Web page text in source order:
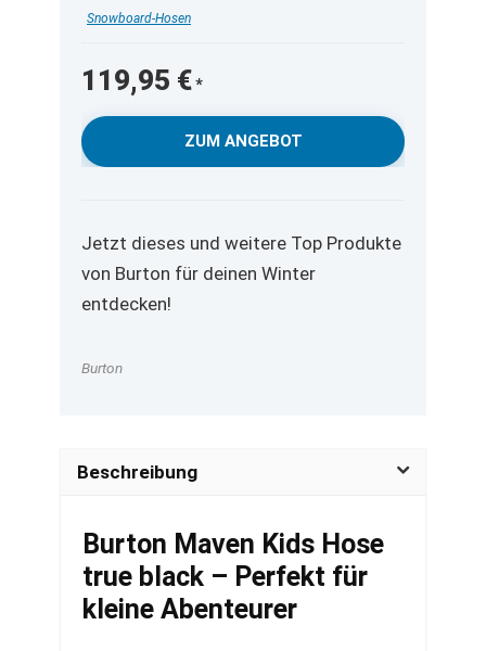
Snowboard-Hosen
119,95 €
ZUM ANGEBOT
Jetzt dieses und weitere Top Produkte
von Burton für deinen Winter
entdecken!
Burton
Beschreibung
Burton Maven Kids Hose
true black – Perfekt für
kleine Abenteurer